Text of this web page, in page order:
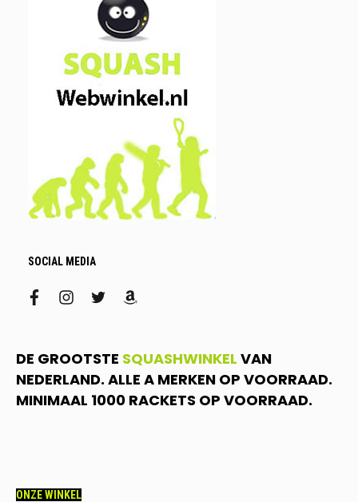
SOCIAL MEDIA
facebookinstagram
twitteramazon
DE GROOTSTE SQUASHWINKEL VAN
NEDERLAND. ALLE A MERKEN OP VOORRAAD.
MINIMAAL 1000 RACKETS OP VOORRAAD.
ONZE WINKEL